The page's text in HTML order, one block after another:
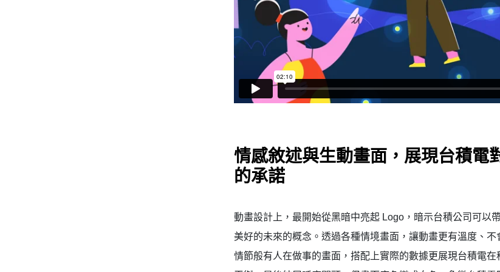
情感敘述與生動畫面，展現台積電
的承諾
動畫設計上，最開始從黑暗中亮起 Logo，暗示台積公司可以
美好的未來的概念。透過各種情境畫面，讓動畫更有溫度、不
情節般有人在做事的畫面，搭配上實際的數據更展現台積電在